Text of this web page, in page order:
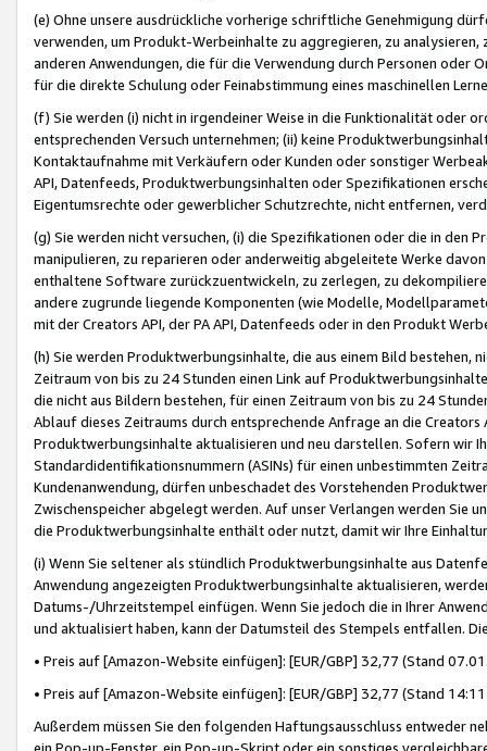
(e) Ohne unsere ausdrückliche vorherige schriftliche Genehmigung
verwenden, um Produkt-Werbeinhalte zu aggregieren, zu
anderen Anwendungen, die für die Verwendung durch Personen
für die direkte Schulung oder Feinabstimmung eines maschinellen
(f) Sie werden (i) nicht in irgendeiner Weise in die Funktionalität oder
entsprechenden Versuch unternehmen; (ii) keine
Kontaktaufnahme mit Verkäufern oder Kunden oder sonstiger
API, Datenfeeds, Produktwerbungsinhalten oder Spezifikationen
Eigentumsrechte oder gewerblicher Schutzrechte, nicht entfernen,
(g) Sie werden nicht versuchen, (i) die Spezifikationen oder die in
manipulieren, zu reparieren oder anderweitig abgeleitete Werke
enthaltene Software zurückzuentwickeln, zu zerlegen, zu
andere zugrunde liegende Komponenten (wie Modelle,
mit der Creators API, der PA API, Datenfeeds oder in den Produkt
(h) Sie werden Produktwerbungsinhalte, die aus einem Bild bestehen,
Zeitraum von bis zu 24 Stunden einen Link auf
die nicht aus Bildern bestehen, für einen Zeitraum von bis zu 24
Ablauf dieses Zeitraums durch entsprechende Anfrage an die
Produktwerbungsinhalte aktualisieren und neu darstellen. Sofern wir
Standardidentifikationsnummern (ASINs) für einen unbestimmten
Kundenanwendung, dürfen unbeschadet des Vorstehenden
Zwischenspeicher abgelegt werden. Auf unser Verlangen werden Sie
die Produktwerbungsinhalte enthält oder nutzt, damit wir Ihre
(i) Wenn Sie seltener als stündlich Produktwerbungsinhalte aus
Anwendung angezeigten Produktwerbungsinhalte aktualisieren,
Datums-/Uhrzeitstempel einfügen. Wenn Sie jedoch die in Ihrer
und aktualisiert haben, kann der Datumsteil des Stempels entfallen.
• Preis auf [Amazon-Website einfügen]: [EUR/GBP] 32,77 (Stand
• Preis auf [Amazon-Website einfügen]: [EUR/GBP] 32,77 (Stand
Außerdem müssen Sie den folgenden Haftungsausschluss entweder
ein Pop-up-Fenster, ein Pop-up-Skript oder ein sonstiges